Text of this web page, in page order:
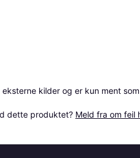
kilder og er kun ment
dette produktet? Meld fra om feil